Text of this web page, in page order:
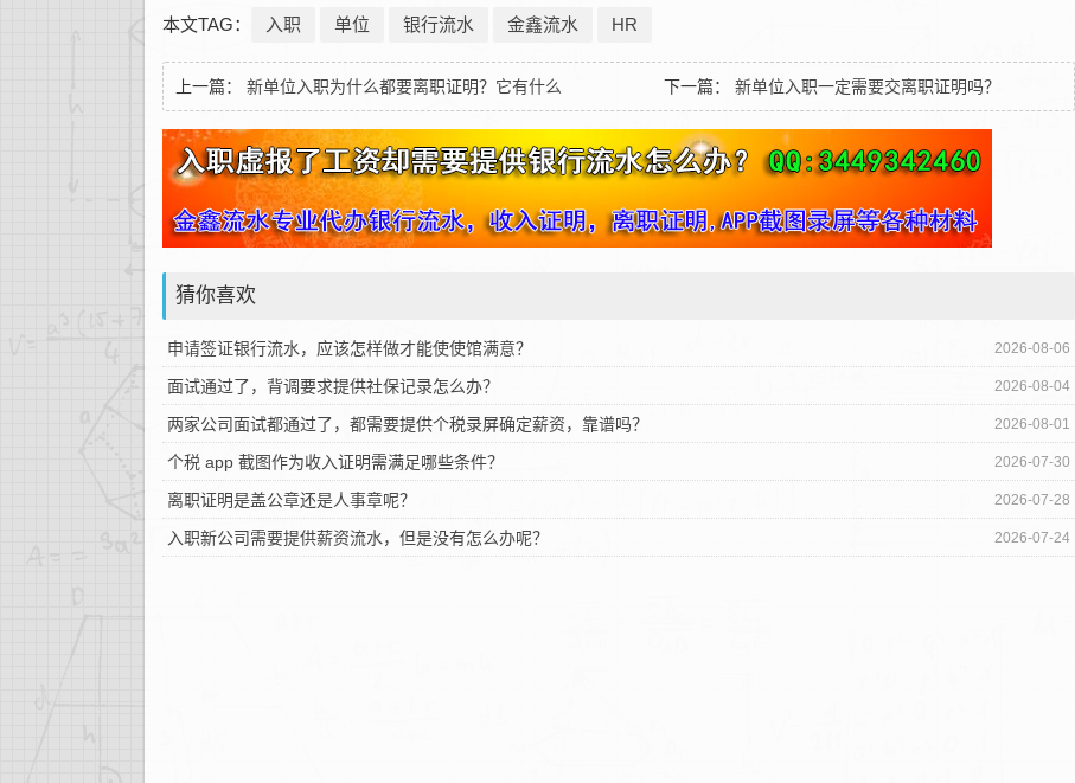
本文TAG： 入职 单位 银行流水 金鑫流水 HR
上一篇： 新单位入职为什么都要离职证明？它有什么
用呢？
下一篇： 新单位入职一定需要交离职证明吗？
猜你喜欢
2026-08-06
申请签证银行流水，应该怎样做才能使使馆满意？
2026-08-04
面试通过了，背调要求提供社保记录怎么办？
2026-08-01
两家公司面试都通过了，都需要提供个税录屏确定薪资，靠谱吗？
2026-07-30
个税 app 截图作为收入证明需满足哪些条件？
2026-07-28
离职证明是盖公章还是人事章呢？
2026-07-24
入职新公司需要提供薪资流水，但是没有怎么办呢？